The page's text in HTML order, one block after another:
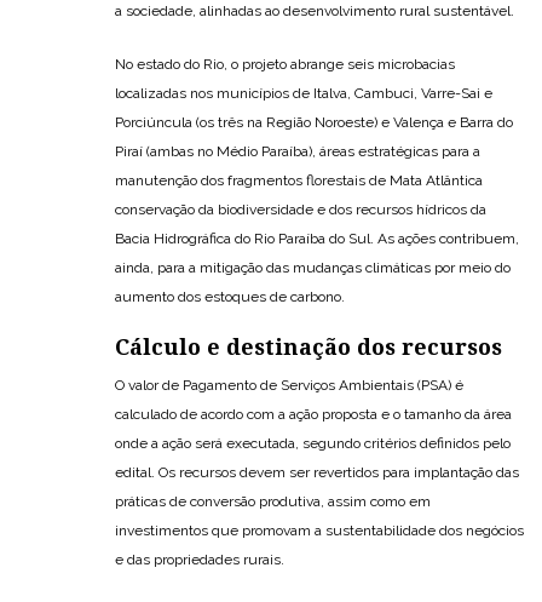
a sociedade, alinhadas ao desenvolvimento rural sustentável.
No estado do Rio, o projeto abrange seis microbacias
localizadas nos municípios de Italva, Cambuci, Varre-Sai e
Porciúncula (os três na Região Noroeste) e Valença e Barra do
Piraí (ambas no Médio Paraíba), áreas estratégicas para a
manutenção dos fragmentos florestais de Mata Atlântica
conservação da biodiversidade e dos recursos hídricos da
Bacia Hidrográfica do Rio Paraíba do Sul. As ações contribuem,
ainda, para a mitigação das mudanças climáticas por meio do
aumento dos estoques de carbono.
Cálculo e destinação dos recursos
O valor de Pagamento de Serviços Ambientais (PSA) é
calculado de acordo com a ação proposta e o tamanho da área
onde a ação será executada, segundo critérios definidos pelo
edital. Os recursos devem ser revertidos para implantação das
práticas de conversão produtiva, assim como em
investimentos que promovam a sustentabilidade dos negócios
e das propriedades rurais.